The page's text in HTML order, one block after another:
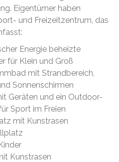
Eigentümer haben
und Freizeitzentrum, das
Energie beheizte
für Klein und Groß
mit Strandbereich,
Sonnenschirmen
Geräten und ein Outdoor-
Sport im Freien
mit Kunstrasen
Kunstrasen